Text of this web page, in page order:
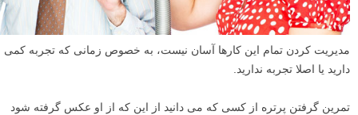
مدیریت کردن تمام این کارها آسان نیست، به خصوص زمانی که تجربه کمی
دارید یا اصلا تجربه ندارید.
تمرین گرفتن پرتره از کسی که می دانید از این که از او عکس گرفته شود